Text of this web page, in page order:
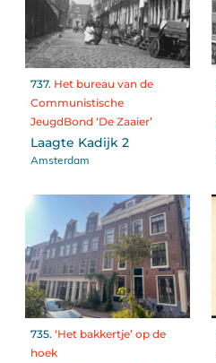
737. Het bureau van de
Communistische
JeugdBond ‘De Zaaier’
Laagte Kadijk 2
Amsterdam
735. ‘Het bakkertje’ op de
hoek